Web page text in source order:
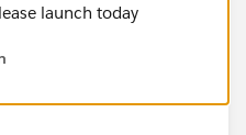
launch today